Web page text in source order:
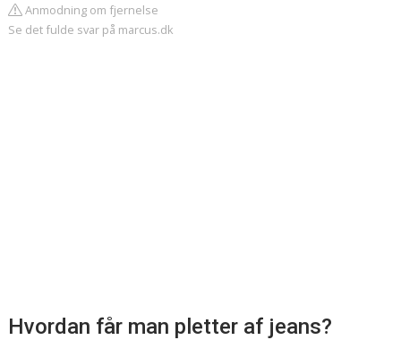
Anmodning om fjernelse
Se det fulde svar på marcus.dk
Hvordan får man pletter af jeans?